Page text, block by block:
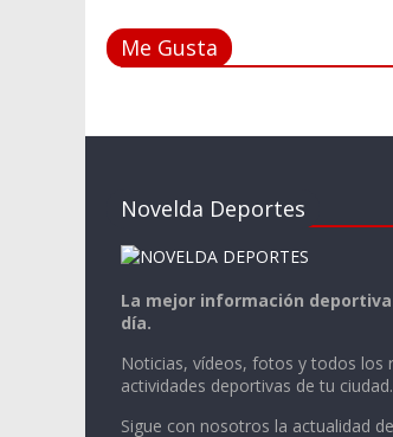
Me Gusta
Novelda Deportes
La mejor información
día.
Noticias, vídeos, fotos y todos los
actividades deportivas de tu ciudad.
Sigue con nosotros la actualidad